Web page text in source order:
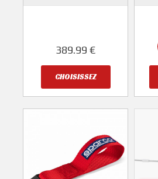
389.99 €
CHOISISSEZ